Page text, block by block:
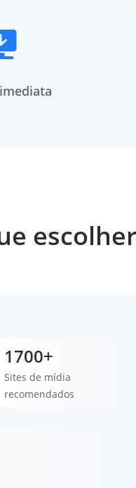
1700+
Sites de mídia
recomendados